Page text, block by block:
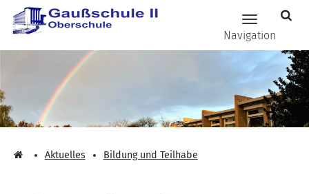
Zum Hauptinhalt springen
Navigation
Aktuelles Bildung und Teilhabe